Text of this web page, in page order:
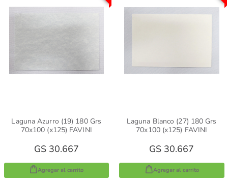
Laguna Azurro (19) 180 Grs
70x100 (x125) FAVINI
GS 30.667
Agregar al carrito
Laguna Blanco (27) 180 Grs
70x100 (x125) FAVINI
GS 30.667
Agregar al carrito